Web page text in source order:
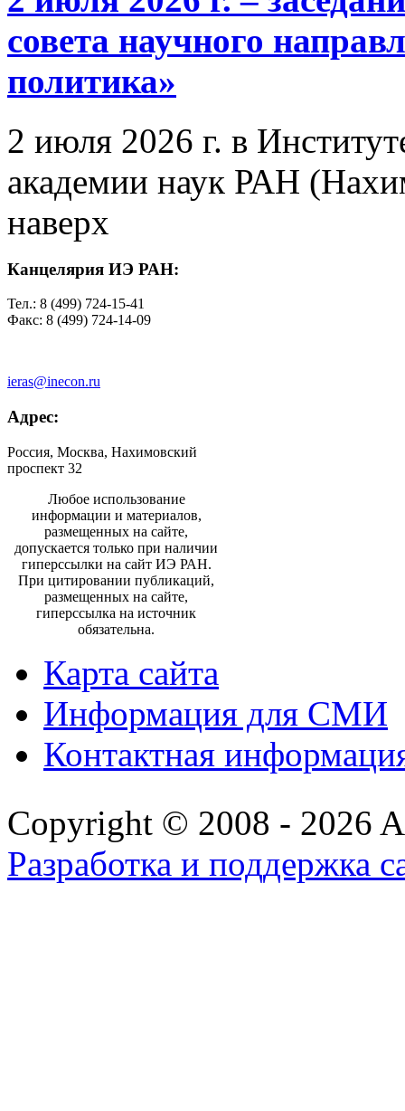
совета научного
политика»
2 июля 2026 г. в
академии наук РАН
наверх
Канцелярия ИЭ РАН:
Тел.: 8 (499) 724-15-41
Факс: 8 (499) 724-14-09
ieras@inecon.ru
Адрес:
Россия, Москва, Нахимовский
проспект 32
Любое использование
информации и материалов,
размещенных на сайте,
допускается только при наличии
гиперссылки на сайт ИЭ РАН.
При цитировании публикаций,
размещенных на сайте,
гиперссылка на источник
обязательна.
Карта сайта
Информация для СМИ
Контактная
Copyright © 2008 - 2026
Разработка и поддержка